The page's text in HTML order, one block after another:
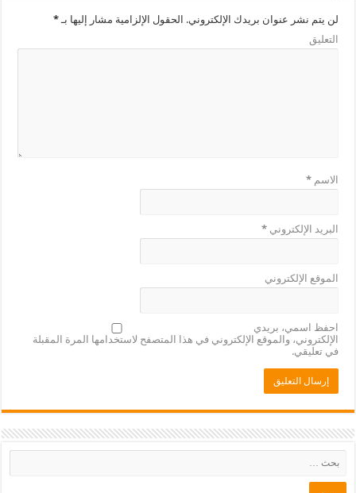
لن يتم نشر عنوان بريدك الإلكتروني. الحقول الإلزامية مشار إليها بـ*
التعليق
الاسم*
البريد الإلكتروني*
الموقع الإلكتروني
احفظ اسمي، بريدي
الإلكتروني، والموقع الإلكتروني في هذا المتصفح لاستخدامها المرة المقبلة
في تعليقي.